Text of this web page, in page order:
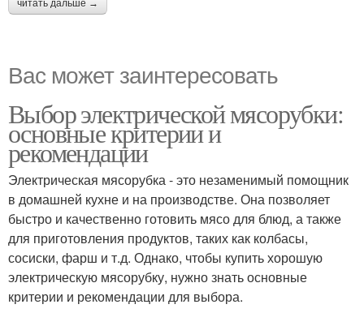
читать дальше →
Вас может заинтересовать
Выбор электрической мясорубки:
основные критерии и
рекомендации
Электрическая мясорубка - это незаменимый помощник
в домашней кухне и на производстве. Она позволяет
быстро и качественно готовить мясо для блюд, а также
для приготовления продуктов, таких как колбасы,
сосиски, фарш и т.д. Однако, чтобы купить хорошую
электрическую мясорубку, нужно знать основные
критерии и рекомендации для выбора.